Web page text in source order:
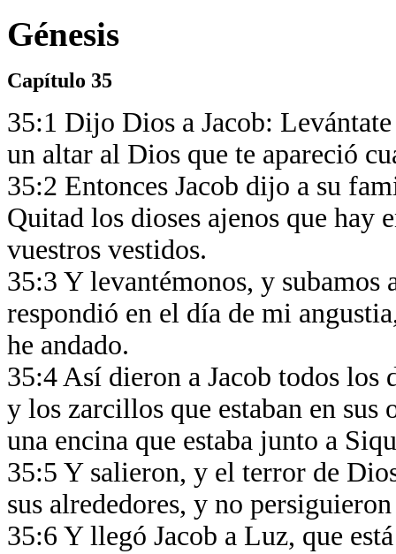
Génesis
Capítulo 35
35:1 Dijo Dios a Jacob:
un altar al Dios que te apareció
35:2 Entonces Jacob dijo a su
Quitad los dioses ajenos que hay
vuestros vestidos.
35:3 Y levantémonos, y
respondió en el día de mi
he andado.
35:4 Así dieron a Jacob todos los
y los zarcillos que estaban en sus
una encina que estaba junto a
35:5 Y salieron, y el terror de
sus alrededores, y no
35:6 Y llegó Jacob a Luz, que